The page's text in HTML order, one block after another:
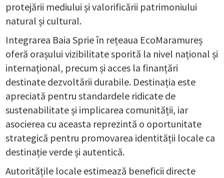
protejării mediului și valorificării patrimoniului
natural și cultural.
Integrarea Baia Sprie în rețeaua EcoMaramureș
oferă orașului vizibilitate sporită la nivel național și
internațional, precum și acces la finanțări
destinate dezvoltării durabile. Destinația este
apreciată pentru standardele ridicate de
sustenabilitate și implicarea comunității, iar
asocierea cu aceasta reprezintă o oportunitate
strategică pentru promovarea identității locale ca
destinație verde și autentică.
Autoritățile locale estimează beneficii directe